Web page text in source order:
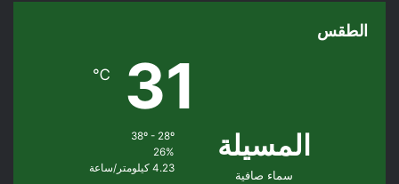
الطقس
المسيلة
سماء صافية
31
℃
38º - 28º
26%
4.23 كيلومتر/ساعة